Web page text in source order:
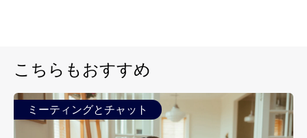
こちらもおすすめ
ミーティングとチャット